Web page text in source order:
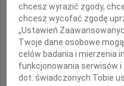
chcesz wyrazić zgody,
chcesz wycofać zgodę
„Ustawień
Twoje dane osobowe
celów badania i mierzenia
funkcjonowania serwisów i
dot. świadczonych Tobie